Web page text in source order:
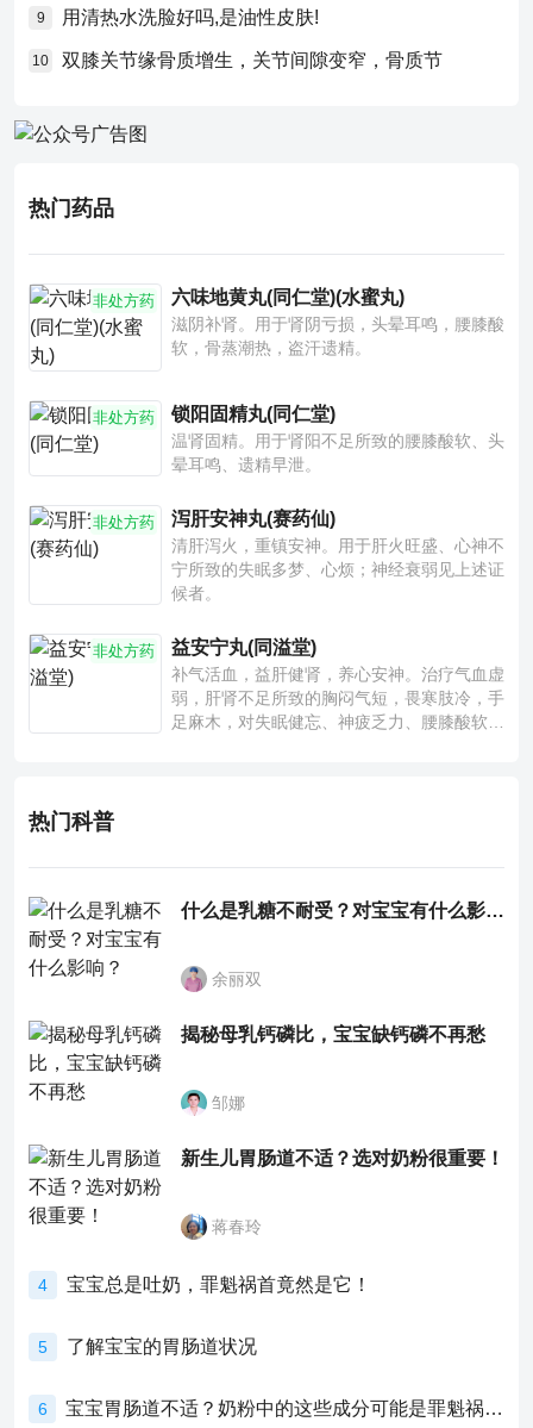
9 用清热水洗脸好吗,是油性皮肤!
10 双膝关节缘骨质增生，关节间隙变窄，骨质节
热门药品
非处方药 六味地黄丸(同仁堂)(水蜜丸)
滋阴补肾。用于肾阴亏损，头晕耳鸣，腰膝酸
软，骨蒸潮热，盗汗遗精。
非处方药 锁阳固精丸(同仁堂)
温肾固精。用于肾阳不足所致的腰膝酸软、头
晕耳鸣、遗精早泄。
非处方药 泻肝安神丸(赛药仙)
清肝泻火，重镇安神。用于肝火旺盛、心神不
宁所致的失眠多梦、心烦；神经衰弱见上述证
候者。
非处方药 益安宁丸(同溢堂)
补气活血，益肝健肾，养心安神。治疗气血虚
弱，肝肾不足所致的胸闷气短，畏寒肢冷，手
足麻木，对失眠健忘、神疲乏力、腰膝酸软也
热门科普
什么是乳糖不耐受？对宝宝有什么影响？
余丽双
揭秘母乳钙磷比，宝宝缺钙磷不再愁
邹娜
新生儿胃肠道不适？选对奶粉很重要！
蒋春玲
4 宝宝总是吐奶，罪魁祸首竟然是它！
5 了解宝宝的胃肠道状况
6 宝宝胃肠道不适？奶粉中的这些成分可能是罪魁祸首！